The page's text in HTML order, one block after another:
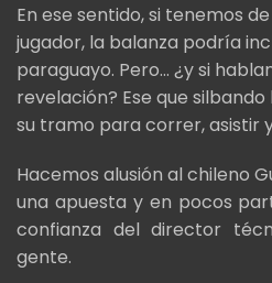
En ese sentido, si tenemos
jugador, la balanza podría
paraguayo. Pero... ¿y si
revelación? Ese que
su tramo para correr, asistir
Hacemos alusión al chileno
una apuesta y en pocos
confianza del director
gente.